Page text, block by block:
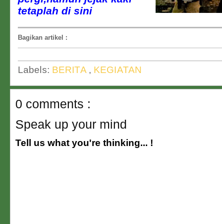
tetaplah di sini
Bagikan artikel :
Labels: BERITA , KEGIATAN
0 comments :
Speak up your mind
Tell us what you're thinking... !